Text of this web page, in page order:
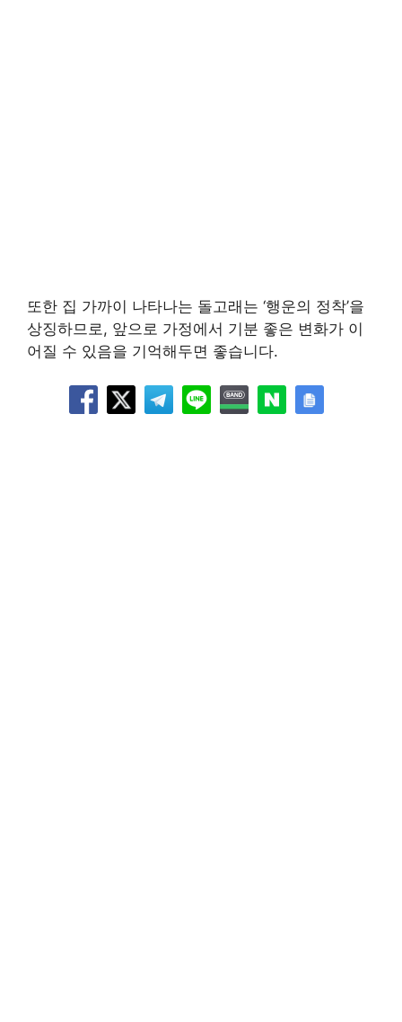
또한 집 가까이 나타나는 돌고래는 ‘행운의 정착’을
상징하므로, 앞으로 가정에서 기분 좋은 변화가 이
어질 수 있음을 기억해두면 좋습니다.